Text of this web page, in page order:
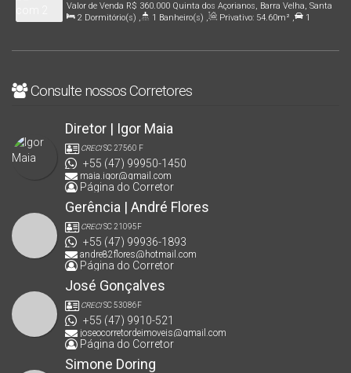
Velha | Cód. 2968
R$ 360.000
Valor de Venda
Quinta dos Açorianos, Barra Velha, Santa
Catarina, Brasil
2 Dormitório(s) , 1 Banheiro(s) , Privativo: 54.60m² ,
1
Consulte nossos Corretores
Diretor | Igor Maia
CRECISC 27560 F
+55 (47) 99950-1450
maia.igor@gmail.com
Página do Corretor
Gerência | André Flores
CRECISC 21095F
+55 (47) 99936-1893
andre82flores@hotmail.com
Página do Corretor
José Gonçalves
CRECISC 53086F
+55 (47) 9910-521
joseocorretordeimoveis@gmail.com
Página do Corretor
Simone Doring